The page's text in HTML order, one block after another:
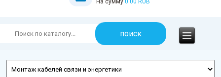
На сумму 0.00 RUB